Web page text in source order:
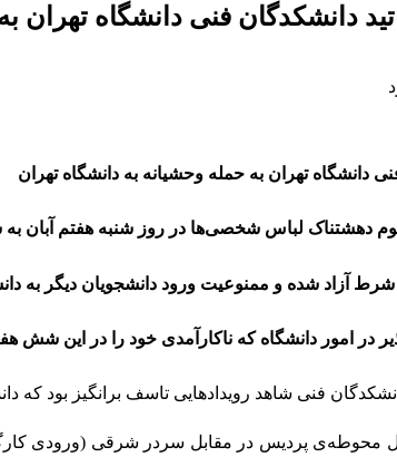
دهشتناک لباس شخصی‌ها در روز شنبه هفتم آبان
آزاد شده و ممنوعیت ورود دانشجویان دیگر به
در امور دانشگاه که ناکارآمدی خود را در این